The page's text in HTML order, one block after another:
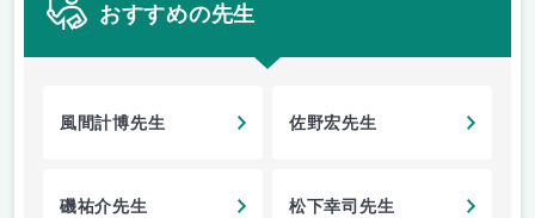
おすすめの先生
風間計博先生 佐野宏先生
磯祐介先生 松下幸司先生